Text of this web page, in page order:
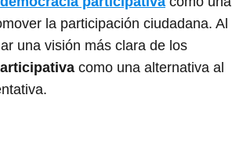
la participación ciudadana. Al
una visión más clara de los
como una alternativa al